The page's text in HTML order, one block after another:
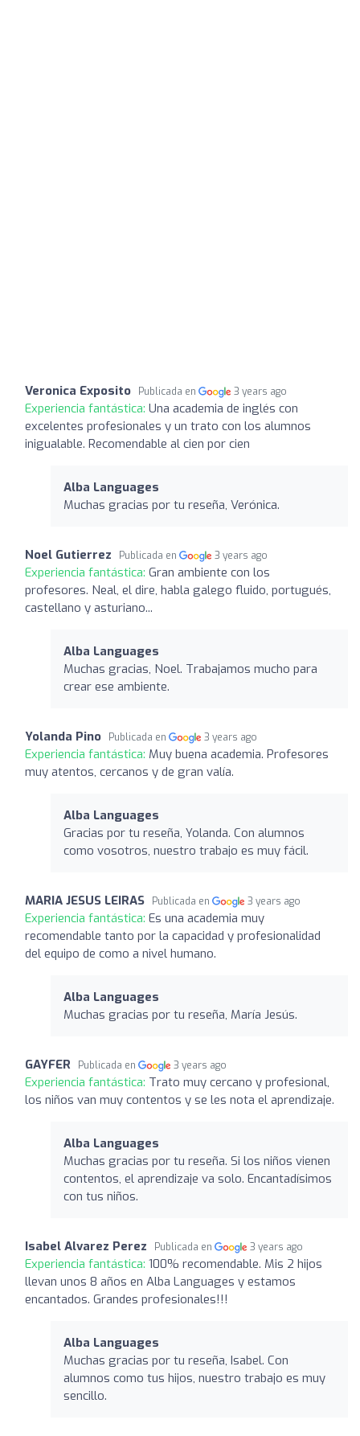
Veronica Exposito Publicada en 3 years ago
Experiencia fantástica: Una academia de inglés con
excelentes profesionales y un trato con los alumnos
inigualable. Recomendable al cien por cien
Alba Languages
Muchas gracias por tu reseña, Verónica.
Noel Gutierrez Publicada en 3 years ago
Experiencia fantástica: Gran ambiente con los
profesores. Neal, el dire, habla galego fluido, portugués,
castellano y asturiano...
Alba Languages
Muchas gracias, Noel. Trabajamos mucho para
crear ese ambiente.
Yolanda Pino Publicada en 3 years ago
Experiencia fantástica: Muy buena academia. Profesores
muy atentos, cercanos y de gran valía.
Alba Languages
Gracias por tu reseña, Yolanda. Con alumnos
como vosotros, nuestro trabajo es muy fácil.
MARIA JESUS LEIRAS Publicada en 3 years ago
Experiencia fantástica: Es una academia muy
recomendable tanto por la capacidad y profesionalidad
del equipo de como a nivel humano.
Alba Languages
Muchas gracias por tu reseña, María Jesús.
GAYFER Publicada en 3 years ago
Experiencia fantástica: Trato muy cercano y profesional,
los niños van muy contentos y se les nota el aprendizaje.
Alba Languages
Muchas gracias por tu reseña. Si los niños vienen
contentos, el aprendizaje va solo. Encantadísimos
con tus niños.
Isabel Alvarez Perez Publicada en 3 years ago
Experiencia fantástica: 100% recomendable. Mis 2 hijos
llevan unos 8 años en Alba Languages y estamos
encantados. Grandes profesionales!!!
Alba Languages
Muchas gracias por tu reseña, Isabel. Con
alumnos como tus hijos, nuestro trabajo es muy
sencillo.